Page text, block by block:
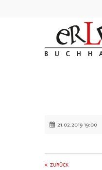
21.02.2019 19:00
ZURÜCK